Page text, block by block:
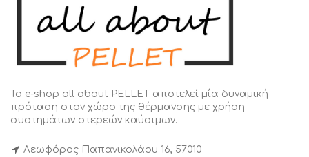
Το e-shop all about PELLET αποτελεί μία δυναμική
πρόταση στον χώρο της θέρμανσης με χρήση
συστημάτων στερεών καύσιμων.
Λεωφόρος Παπανικολάου 16, 57010